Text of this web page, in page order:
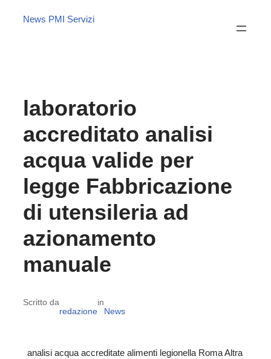
News PMI Servizi
laboratorio
accreditato analisi
acqua valide per
legge Fabbricazione
di utensileria ad
azionamento
manuale
Scritto da
redazione
in
News
analisi acqua accreditate alimenti legionella Roma Altra